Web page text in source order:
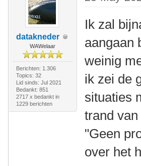
datakneder
WAWelaar
Berichten: 1.306
Topics: 32
Lid sinds: Jul 2021
Bedankt: 851
2717 x bedankt in
1229 berichten
Ik zal
aangaan
weinig
ik zei de
situaties
trand
"Geen
over het